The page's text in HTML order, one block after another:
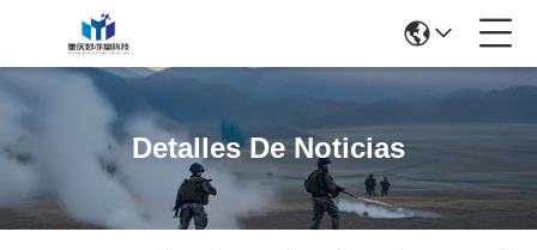
Detalles De Noticias